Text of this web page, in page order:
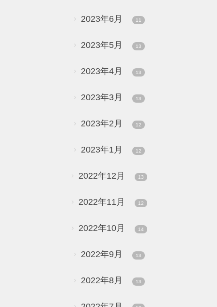
2023年6月 11
2023年5月 13
2023年4月 13
2023年3月 13
2023年2月 12
2023年1月 12
2022年12月 13
2022年11月 12
2022年10月 14
2022年9月 13
2022年8月 13